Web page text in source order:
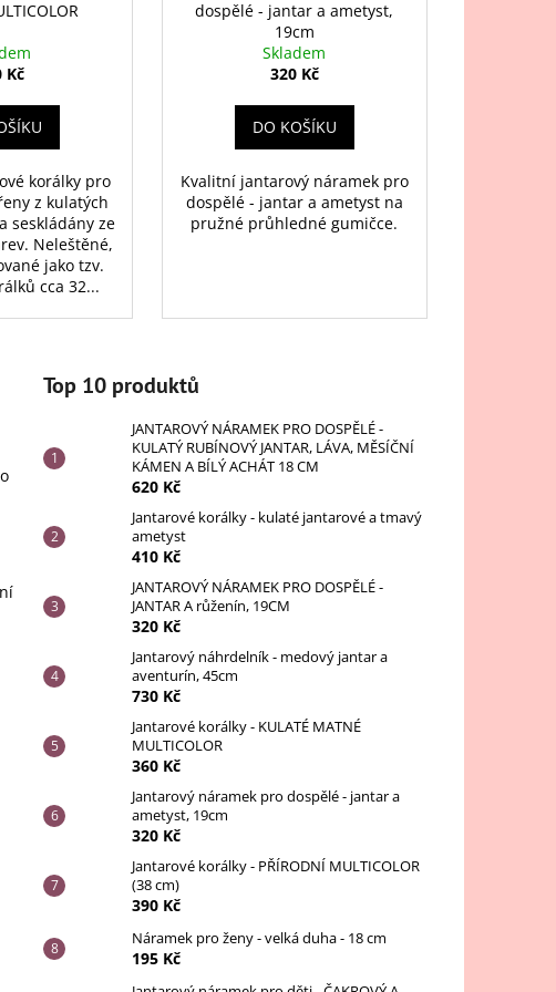
Kč
korálky pro
z kulatých
seskládány ze
Neleštěné,
jako tzv.
cca 32...
dospělé - jantar a ametyst,
19cm
Skladem
320 Kč
DO KOŠÍKU
Kvalitní jantarový náramek pro
dospělé - jantar a ametyst na
pružné průhledné gumičce.
Top 10 produktů
JANTAROVÝ NÁRAMEK PRO DOSPĚLÉ -
KULATÝ RUBÍNOVÝ JANTAR, LÁVA, MĚSÍČNÍ
KÁMEN A BÍLÝ ACHÁT 18 CM
620 Kč
Jantarové korálky - kulaté jantarové a tmavý
ametyst
410 Kč
JANTAROVÝ NÁRAMEK PRO DOSPĚLÉ -
JANTAR A růženín, 19CM
320 Kč
Jantarový náhrdelník - medový jantar a
aventurín, 45cm
730 Kč
Jantarové korálky - KULATÉ MATNÉ
MULTICOLOR
360 Kč
Jantarový náramek pro dospělé - jantar a
ametyst, 19cm
320 Kč
Jantarové korálky - PŘÍRODNÍ MULTICOLOR
(38 cm)
390 Kč
Náramek pro ženy - velká duha - 18 cm
195 Kč